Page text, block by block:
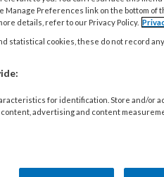
geeft
6
Preferences link on the bottom of
details, refer to our Privacy Policy.
statistical cookies, these do not record
for identification. Store and/or
advertising and content